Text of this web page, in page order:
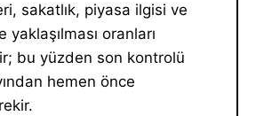
sakatlık, piyasa ilgisi ve
yaklaşılması oranları
bu yüzden son kontrolü
hemen önce